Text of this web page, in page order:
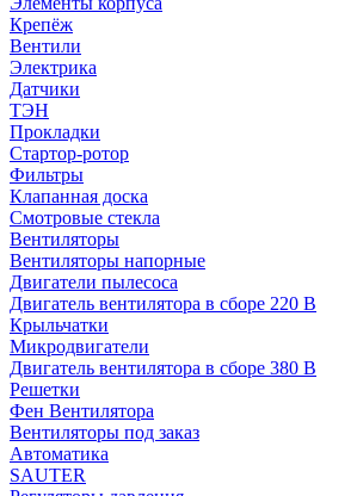
Крепёж
Вентили
Электрика
Датчики
ТЭН
Прокладки
Стартор-ротор
Фильтры
Клапанная доска
Смотровые стекла
Вентиляторы
Вентиляторы напорные
Двигатели пылесоса
Двигатель вентилятора в сборе 220 В
Крыльчатки
Микродвигатели
Двигатель вентилятора в сборе 380 В
Решетки
Фен Вентилятора
Вентиляторы под заказ
Автоматика
SAUTER